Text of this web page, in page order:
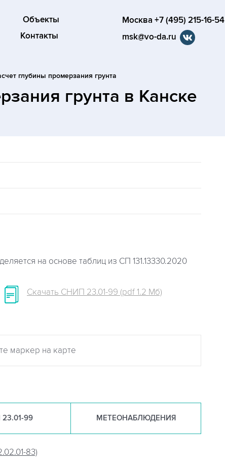
Объекты
Контакты
Москва +7 (495) 215-16-54
msk@vo-da.ru
глубины промерзания грунта
грунта в Канске
на основе таблиц из СП 131.13330.2020
Скачать СНИП 23.01-99 (pdf 1.2 Мб)
23.01-99 МЕТЕОНАБЛЮДЕНИЯ
83)